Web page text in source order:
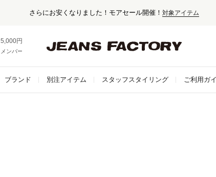
さらにお安くなりました！モアセール開催！ 対象アイテム
5,000円以上お買い上げで送料無料！
メンバー登録でお得な情報をゲット。さらに詳しく
ブランド 別注アイテム スタッフスタイリング ご利用ガ